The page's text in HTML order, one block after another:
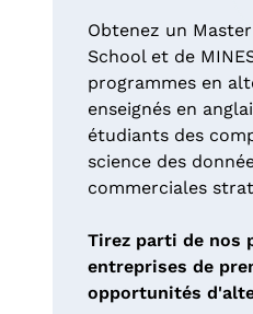
Obtenez un
School et de
programmes en
enseignés en
étudiants des
science des
commerciales
Tirez parti de nos
entreprises de
opportunités